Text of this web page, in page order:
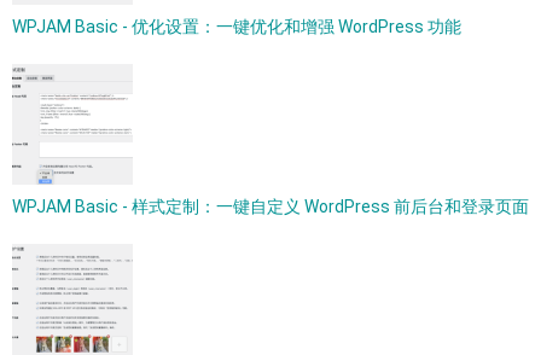
WPJAM Basic - 优化设置：一键优化和增强 WordPress 功能
WPJAM Basic - 样式定制：一键自定义 WordPress 前后台和登录页面